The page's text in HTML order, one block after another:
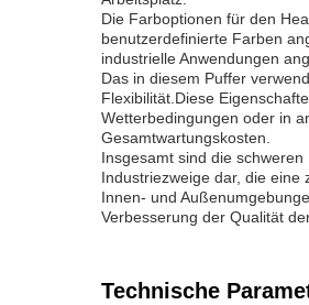
Die Farboptionen für den
benutzerdefinierte Farben
industrielle Anwendungen
Das in diesem Puffer
Flexibilität.Diese
Wetterbedingungen oder in
Gesamtwartungskosten.
Insgesamt sind die
Industriezweige dar, die
Innen- und
Verbesserung der Qualität
Technische